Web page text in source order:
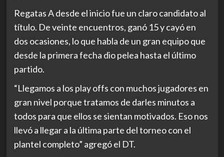
Regatas A desde el inicio fue un claro candidato al
título. De veinte encuentros, ganó 15 y cayó en
dos ocasiones, lo que habla de un gran equipo que
desde la primera fecha dio pelea hasta el último
partido.
“Llegamos a los play offs con muchos jugadores en
gran nivel porque tratamos de darles minutos a
todos para que ellos se sientan motivados. Eso nos
llevó a llegar a la última parte del torneo con el
plantel completo” agregó el DT.